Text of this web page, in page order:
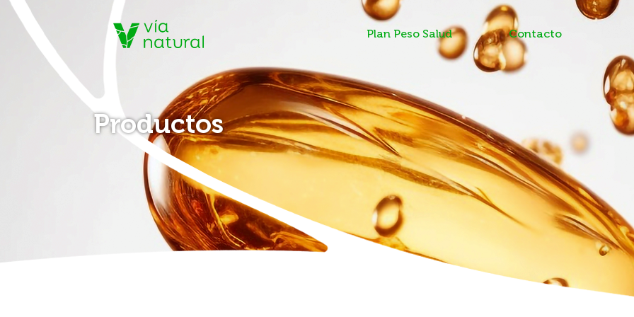
Productos
Plan Peso Salud Contacto